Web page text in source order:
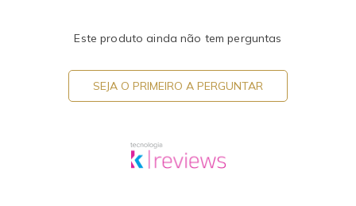
Este produto ainda não tem perguntas
SEJA O PRIMEIRO A PERGUNTAR